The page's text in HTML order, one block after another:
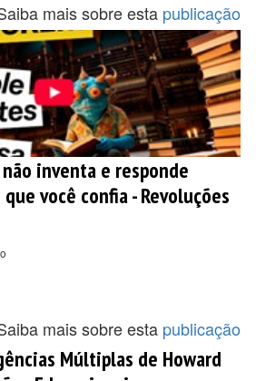
mais sobre esta publicação
não inventa e responde
você confia - Revoluções
mais sobre esta publicação
Múltiplas de Howard